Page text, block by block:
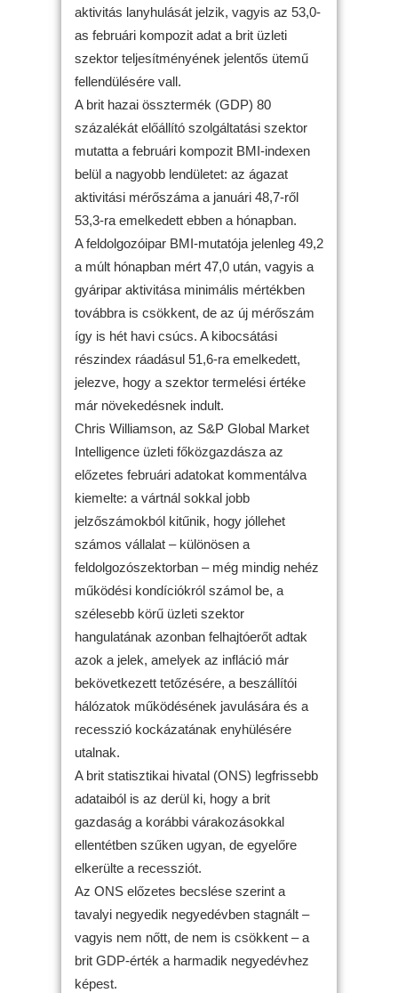
aktivitás lanyhulását jelzik, vagyis az 53,0-
as februári kompozit adat a brit üzleti
szektor teljesítményének jelentős ütemű
fellendülésére vall.
A brit hazai össztermék (GDP) 80
százalékát előállító szolgáltatási szektor
mutatta a februári kompozit BMI-indexen
belül a nagyobb lendületet: az ágazat
aktivitási mérőszáma a januári 48,7-ről
53,3-ra emelkedett ebben a hónapban.
A feldolgozóipar BMI-mutatója jelenleg 49,2
a múlt hónapban mért 47,0 után, vagyis a
gyáripar aktivitása minimális mértékben
továbbra is csökkent, de az új mérőszám
így is hét havi csúcs. A kibocsátási
részindex ráadásul 51,6-ra emelkedett,
jelezve, hogy a szektor termelési értéke
már növekedésnek indult.
Chris Williamson, az S&P Global Market
Intelligence üzleti főközgazdásza az
előzetes februári adatokat kommentálva
kiemelte: a vártnál sokkal jobb
jelzőszámokból kitűnik, hogy jóllehet
számos vállalat – különösen a
feldolgozószektorban – még mindig nehéz
működési kondíciókról számol be, a
szélesebb körű üzleti szektor
hangulatának azonban felhajtóerőt adtak
azok a jelek, amelyek az infláció már
bekövetkezett tetőzésére, a beszállítói
hálózatok működésének javulására és a
recesszió kockázatának enyhülésére
utalnak.
A brit statisztikai hivatal (ONS) legfrissebb
adataiból is az derül ki, hogy a brit
gazdaság a korábbi várakozásokkal
ellentétben szűken ugyan, de egyelőre
elkerülte a recessziót.
Az ONS előzetes becslése szerint a
tavalyi negyedik negyedévben stagnált –
vagyis nem nőtt, de nem is csökkent – a
brit GDP-érték a harmadik negyedévhez
képest.